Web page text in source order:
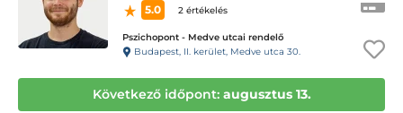
5.0
2 értékelés
Pszichopont - Medve utcai rendelő
Budapest, II. kerület, Medve utca 30.
Következő időpont: augusztus 13.